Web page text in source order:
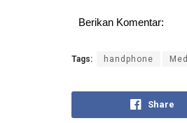
Berikan Komentar:
Tags: handphone
Share